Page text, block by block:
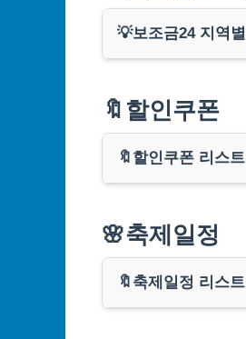
💡보조금24 지역별
부산광역시
대구광역시
인천광역시
광주광역시
🔖할인쿠폰
🔖할인쿠폰 리스트
쿠팡
클룩
🌸축제일정
🔖축제일정 리스트